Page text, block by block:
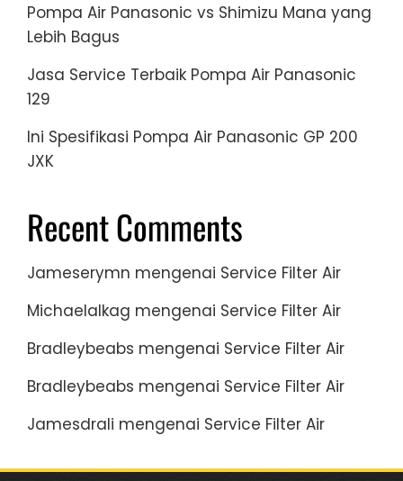
Pompa Air Panasonic vs Shimizu Mana yang
Lebih Bagus
Jasa Service Terbaik Pompa Air Panasonic
129
Ini Spesifikasi Pompa Air Panasonic GP 200
JXK
Recent Comments
Jameserymn mengenai Service Filter Air
Michaelalkag mengenai Service Filter Air
Bradleybeabs mengenai Service Filter Air
Bradleybeabs mengenai Service Filter Air
Jamesdrali mengenai Service Filter Air